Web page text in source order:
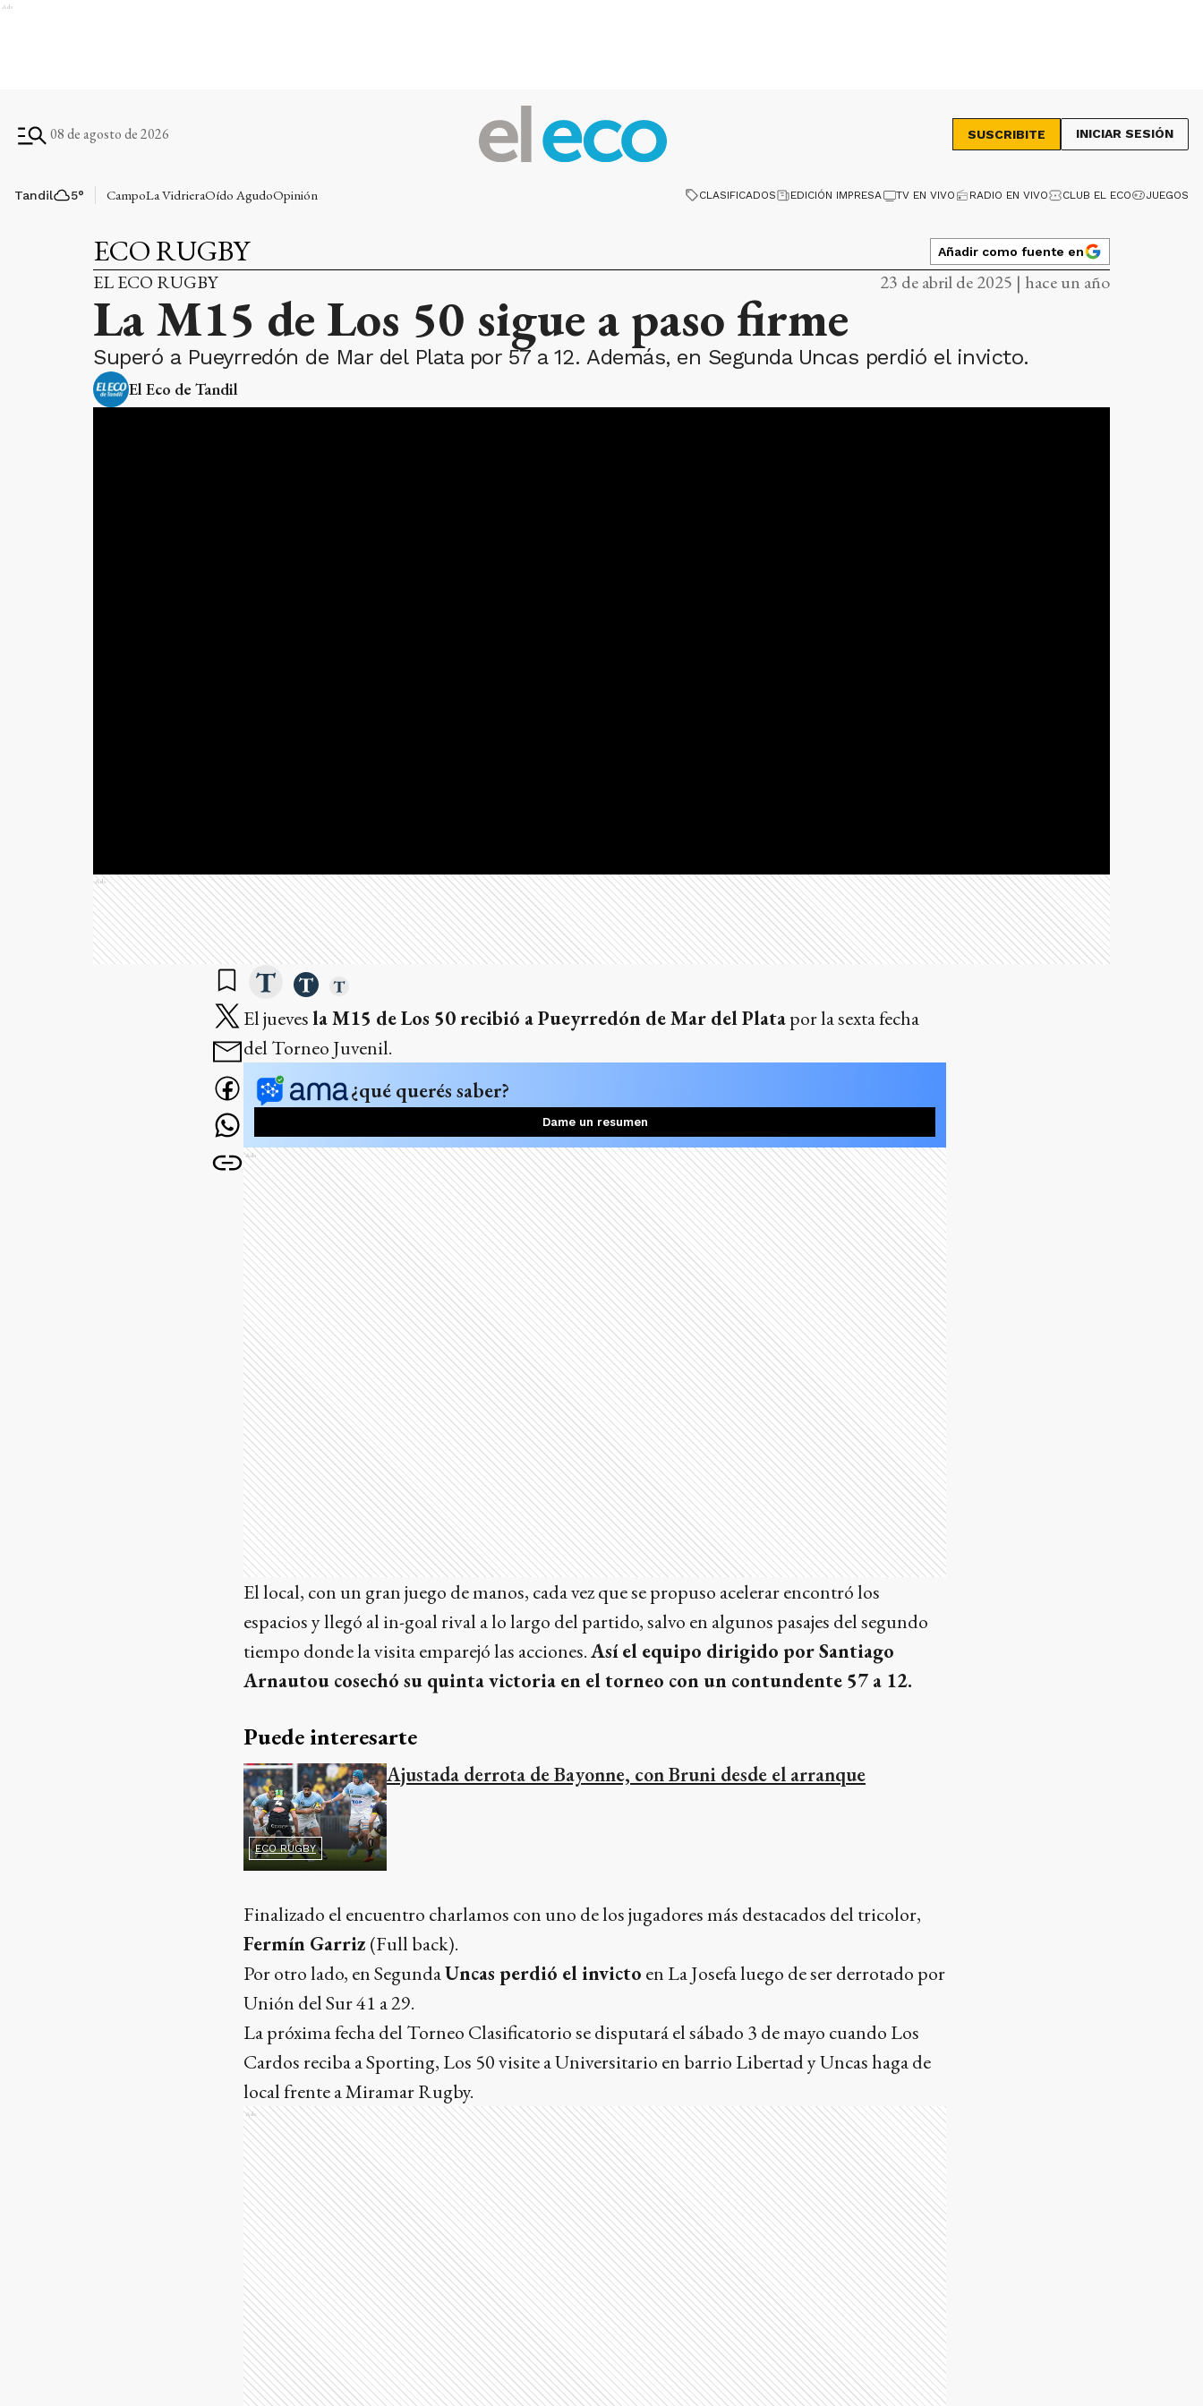
Ads
08 de agosto de 2026 SUSCRIBITE INICIAR SESIÓN
Tandil 5° CampoLa VidrieraOído AgudoOpinión CLASIFICADOS EDICIÓN IMPRESA TV EN VIVO RADIO EN VIVO CLUB EL ECO JUEGOS
ECO RUGBY Añadir como fuente en
EL ECO RUGBY 23 de abril de 2025 | hace un año
La M15 de Los 50 sigue a paso firme
Superó a Pueyrredón de Mar del Plata por 57 a 12. Además, en Segunda Uncas perdió el invicto.
El Eco de Tandil
Ads
El juevesla M15 de Los 50 recibió a Pueyrredón de Mar del Platapor la sexta fecha
del Torneo Juvenil.
¿qué querés saber?
Dame un resumen
Ads
El local, con un gran juego de manos, cada vez que se propuso acelerar encontró los
espacios y llegó al in-goal rival a lo largo del partido, salvo en algunos pasajes del segundo
tiempo donde la visita emparejó las acciones.Así el equipo dirigido por Santiago
Arnautou cosechó su quinta victoria en el torneo con un contundente 57 a 12.
Puede interesarte
ECO RUGBY
Ajustada derrota de Bayonne, con Bruni desde el arranque
Finalizado el encuentro charlamos con uno de los jugadores más destacados del tricolor,
Fermín Garriz (Full back).
Por otro lado, en SegundaUncas perdió el invicto en La Josefa luego de ser derrotado por
Unión del Sur 41 a 29.
La próxima fecha del Torneo Clasificatorio se disputará el sábado 3 de mayo cuando Los
Cardos reciba a Sporting, Los 50 visite a Universitario en barrio Libertad y Uncas haga de
local frente a Miramar Rugby.
Ads